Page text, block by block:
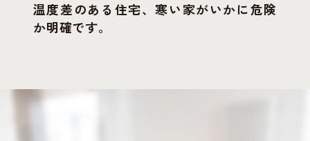
温度差のある住宅、寒い家がいかに危険
か明確です。